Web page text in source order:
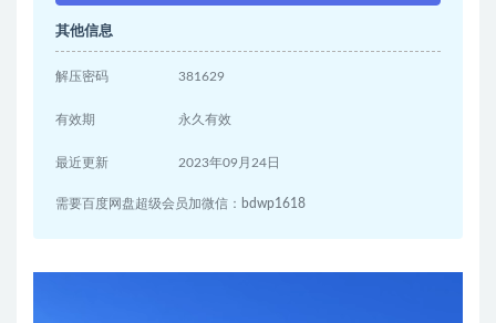
其他信息
解压密码 381629
有效期 永久有效
最近更新 2023年09月24日
需要百度网盘超级会员加微信：bdwp1618